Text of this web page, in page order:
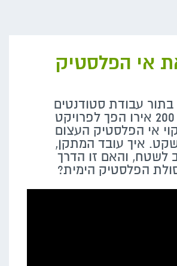
אי הפלסטיק
עבודת סטודנטים
בתקציב של 200 אירו הפך לפרויקט
אי הפלסטיק העצום
איך עובד המתקן,
לשטח, והאם זו הדרך
הפלסטיק הימית?